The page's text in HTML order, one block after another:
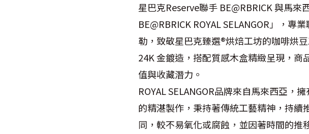
星巴克Reserve聯手 BE@RBRICK 與馬來
BE@RBRICK ROYAL SELANGOR」，
勒，致敬星巴克臻選®烘焙工坊的咖啡烘
24K 金鍍造，搭配質感木盒精緻呈現，
值與收藏潛力。
ROYAL SELANGOR品牌來自馬來西亞，
的精湛製作，秉持著傳統工藝精神，持
同，較不易氧化或腐蝕，並因著時間的